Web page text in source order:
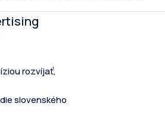
rozvíjať,
slovenského